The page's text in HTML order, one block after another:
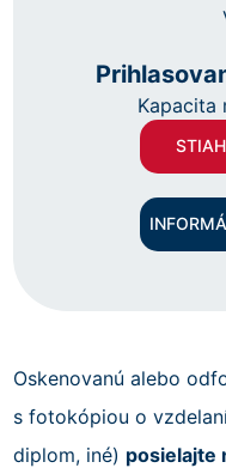
Kapacita
Oskenovanú alebo
s fotokópiou o
diplom, iné) posielajte